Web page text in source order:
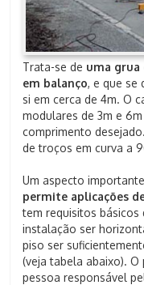
Trata-se de uma
em balanço, e que se
si em cerca de 4m. O
modulares de 3m e
comprimento
de troços em curva a
Um aspecto
permite aplicações
tem requisitos
instalação ser
piso ser
(veja tabela abaixo).
pessoa responsável